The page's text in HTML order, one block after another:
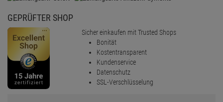
GEPRÜFTER SHOP
Sicher einkaufen mit Trusted Shops
Bonität
Kostentransparent
Kundenservice
Datenschutz
SSL-Verschlüsselung